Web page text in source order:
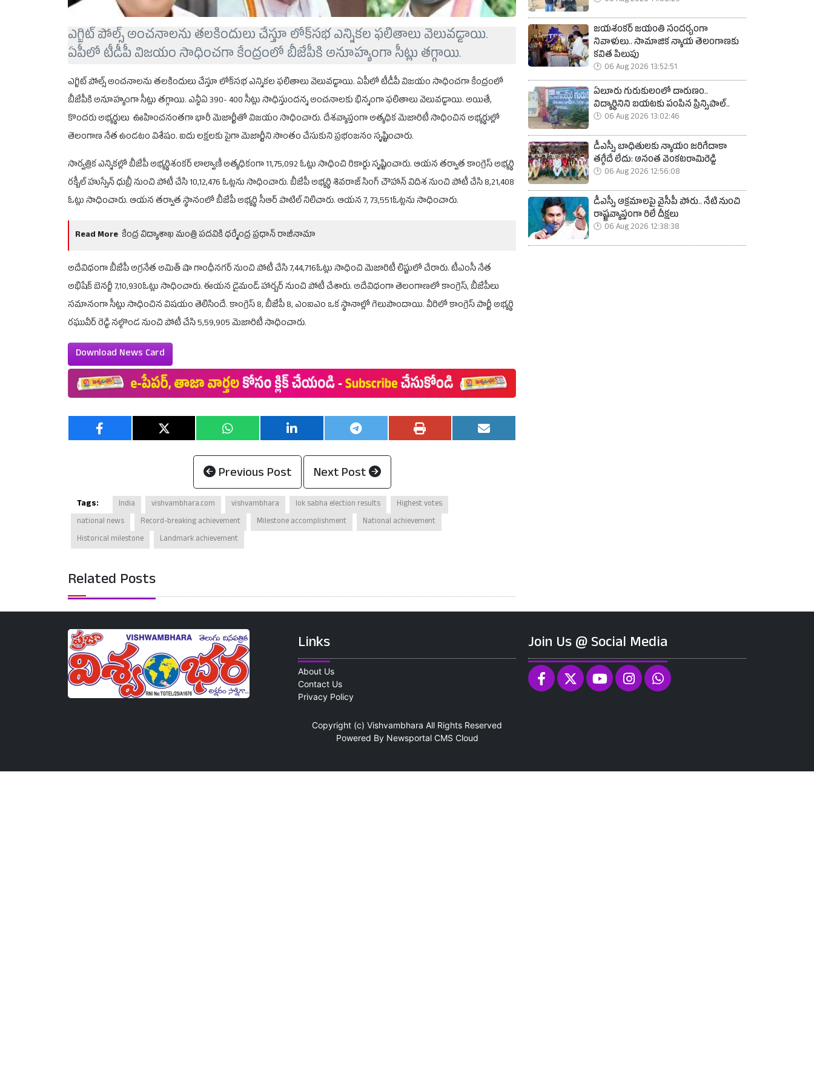
ఎగ్జిట్ పోల్స్ అంచనాలను తలకిందులు చేస్తూ లోక్‌సభ ఎన్నికల ఫలితాలు వెలువడ్డాయి.
ఏపీలో టీడీపీ విజయం సాధించగా కేంద్రంలో బీజేపీకి అనూహ్యంగా సీట్లు తగ్గాయి.
ఎగ్జిట్ పోల్స్ అంచనాలను తలకిందులు చేస్తూ లోక్‌సభ ఎన్నికల ఫలితాలు వెలువడ్డాయి. ఏపీలో టీడీపీ విజయం సాధించగా కేంద్రంలో
బీజేపీకి అనూహ్యంగా సీట్లు తగ్గాయి. ఎన్డీఏ 390- 400 సీట్లు సాధిస్తుందన్న అంచనాలకు భిన్నంగా ఫలితాలు వెలువడ్డాయి. అయితే,
కొందరు అభ్యర్థులు ఊహించనంతగా భారీ మెజార్టీతో విజయం సాధించారు. దేశవ్యాప్తంగా అత్యధిక మెజారిటీ సాధించిన అభ్యర్థుల్లో
తెలంగాణ నేత ఉండటం విశేషం. ఐదు లక్షలకు పైగా మెజార్టీని సొంతం చేసుకుని ప్రభంజనం సృష్టించారు.
సార్వత్రిక ఎన్నికల్లో బీజేపీ అభ్యర్థిశంకర్ లాల్వాణీ అత్యధికంగా 11,75,092 ఓట్లు సాధించి రికార్డు సృష్టించారు. ఆయన తర్వాత కాంగ్రెస్ అభ్యర్థి
రక్బీల్ హుస్సేన్ ధుబ్రీ నుంచి పోటీ చేసి 10,12,476 ఓట్లను సాధించారు. బీజేపీ అభ్యర్థి శివరాజ్ సింగ్ చౌహాన్ విదిశ నుంచి పోటీ చేసి 8,21,408
ఓట్లు సాధించారు. ఆయన తర్వాత స్థానంలో బీజేపీ అభ్యర్థి సీఆర్ పాటిల్ నిలిచారు. ఆయన 7, 73,551ఓట్లను సాధించారు.
Read More కేంద్ర విద్యాశాఖ మంత్రి పదవికి ధర్మేంద్ర ప్రధాన్ రాజీనామా
అదేవిధంగా బీజేపీ అగ్రనేత అమిత్ షా గాంధీనగర్ నుంచి పోటీ చేసి 7,44,716ఓట్లు సాధించి మెజారిటీ లిస్టులో చేరారు. టీఎంసీ నేత
అభిషేక్ బెనర్జీ 7,10,930ఓట్లు సాధించారు. ఈయన డైమండ్ హార్బర్ నుంచి పోటీ చేశారు. అదేవిధంగా తెలంగాణలో కాంగ్రెస్, బీజేపీలు
సమానంగా సీట్లు సాధించిన విషయం తెలిసిందే. కాంగ్రెస్‌ 8, బీజేపీ 8, ఎంఐఎం ఒక స్థానాల్లో గెలుపొందాయి. వీరిలో కాంగ్రెస్ పార్టీ అభ్యర్థి
రఘువీర్ రెడ్డి నల్గొండ నుంచి పోటీ చేసి 5,59,905 మెజారిటీ సాధించారు.
Download News Card
Previous Post Next Post
Tags: India vishvambhara.com vishvambhara lok sabha election results
Highest votes
national news
Record-breaking achievement Milestone accomplishment
National achievement
Historical milestone
Landmark achievement
Related Posts
జయశంకర్ జయంతి సందర్భంగా
నివాళులు.. సామాజిక న్యాయ తెలంగాణకు
కవిత పిలుపు
06 Aug 2026 13:52:51
ఏలూరు గురుకులంలో దారుణం..
విద్యార్థినిని బయటకు పంపిన ప్రిన్సిపాల్..
06 Aug 2026 13:02:46
డీఎస్సీ బాధితులకు న్యాయం జరిగేదాకా
తగ్గేదే లేదు: అనంత వెంకటరామిరెడ్డి
06 Aug 2026 12:56:08
డీఎస్సీ అక్రమాలపై వైసీపీ పోరు.. నేటి నుంచి
రాష్ట్రవ్యాప్తంగా రిలే దీక్షలు
06 Aug 2026 12:38:38
Links
About Us
Contact Us
Privacy Policy
Join Us @ Social Media
Copyright (c) Vishvambhara All Rights Reserved
Powered By Newsportal CMS Cloud